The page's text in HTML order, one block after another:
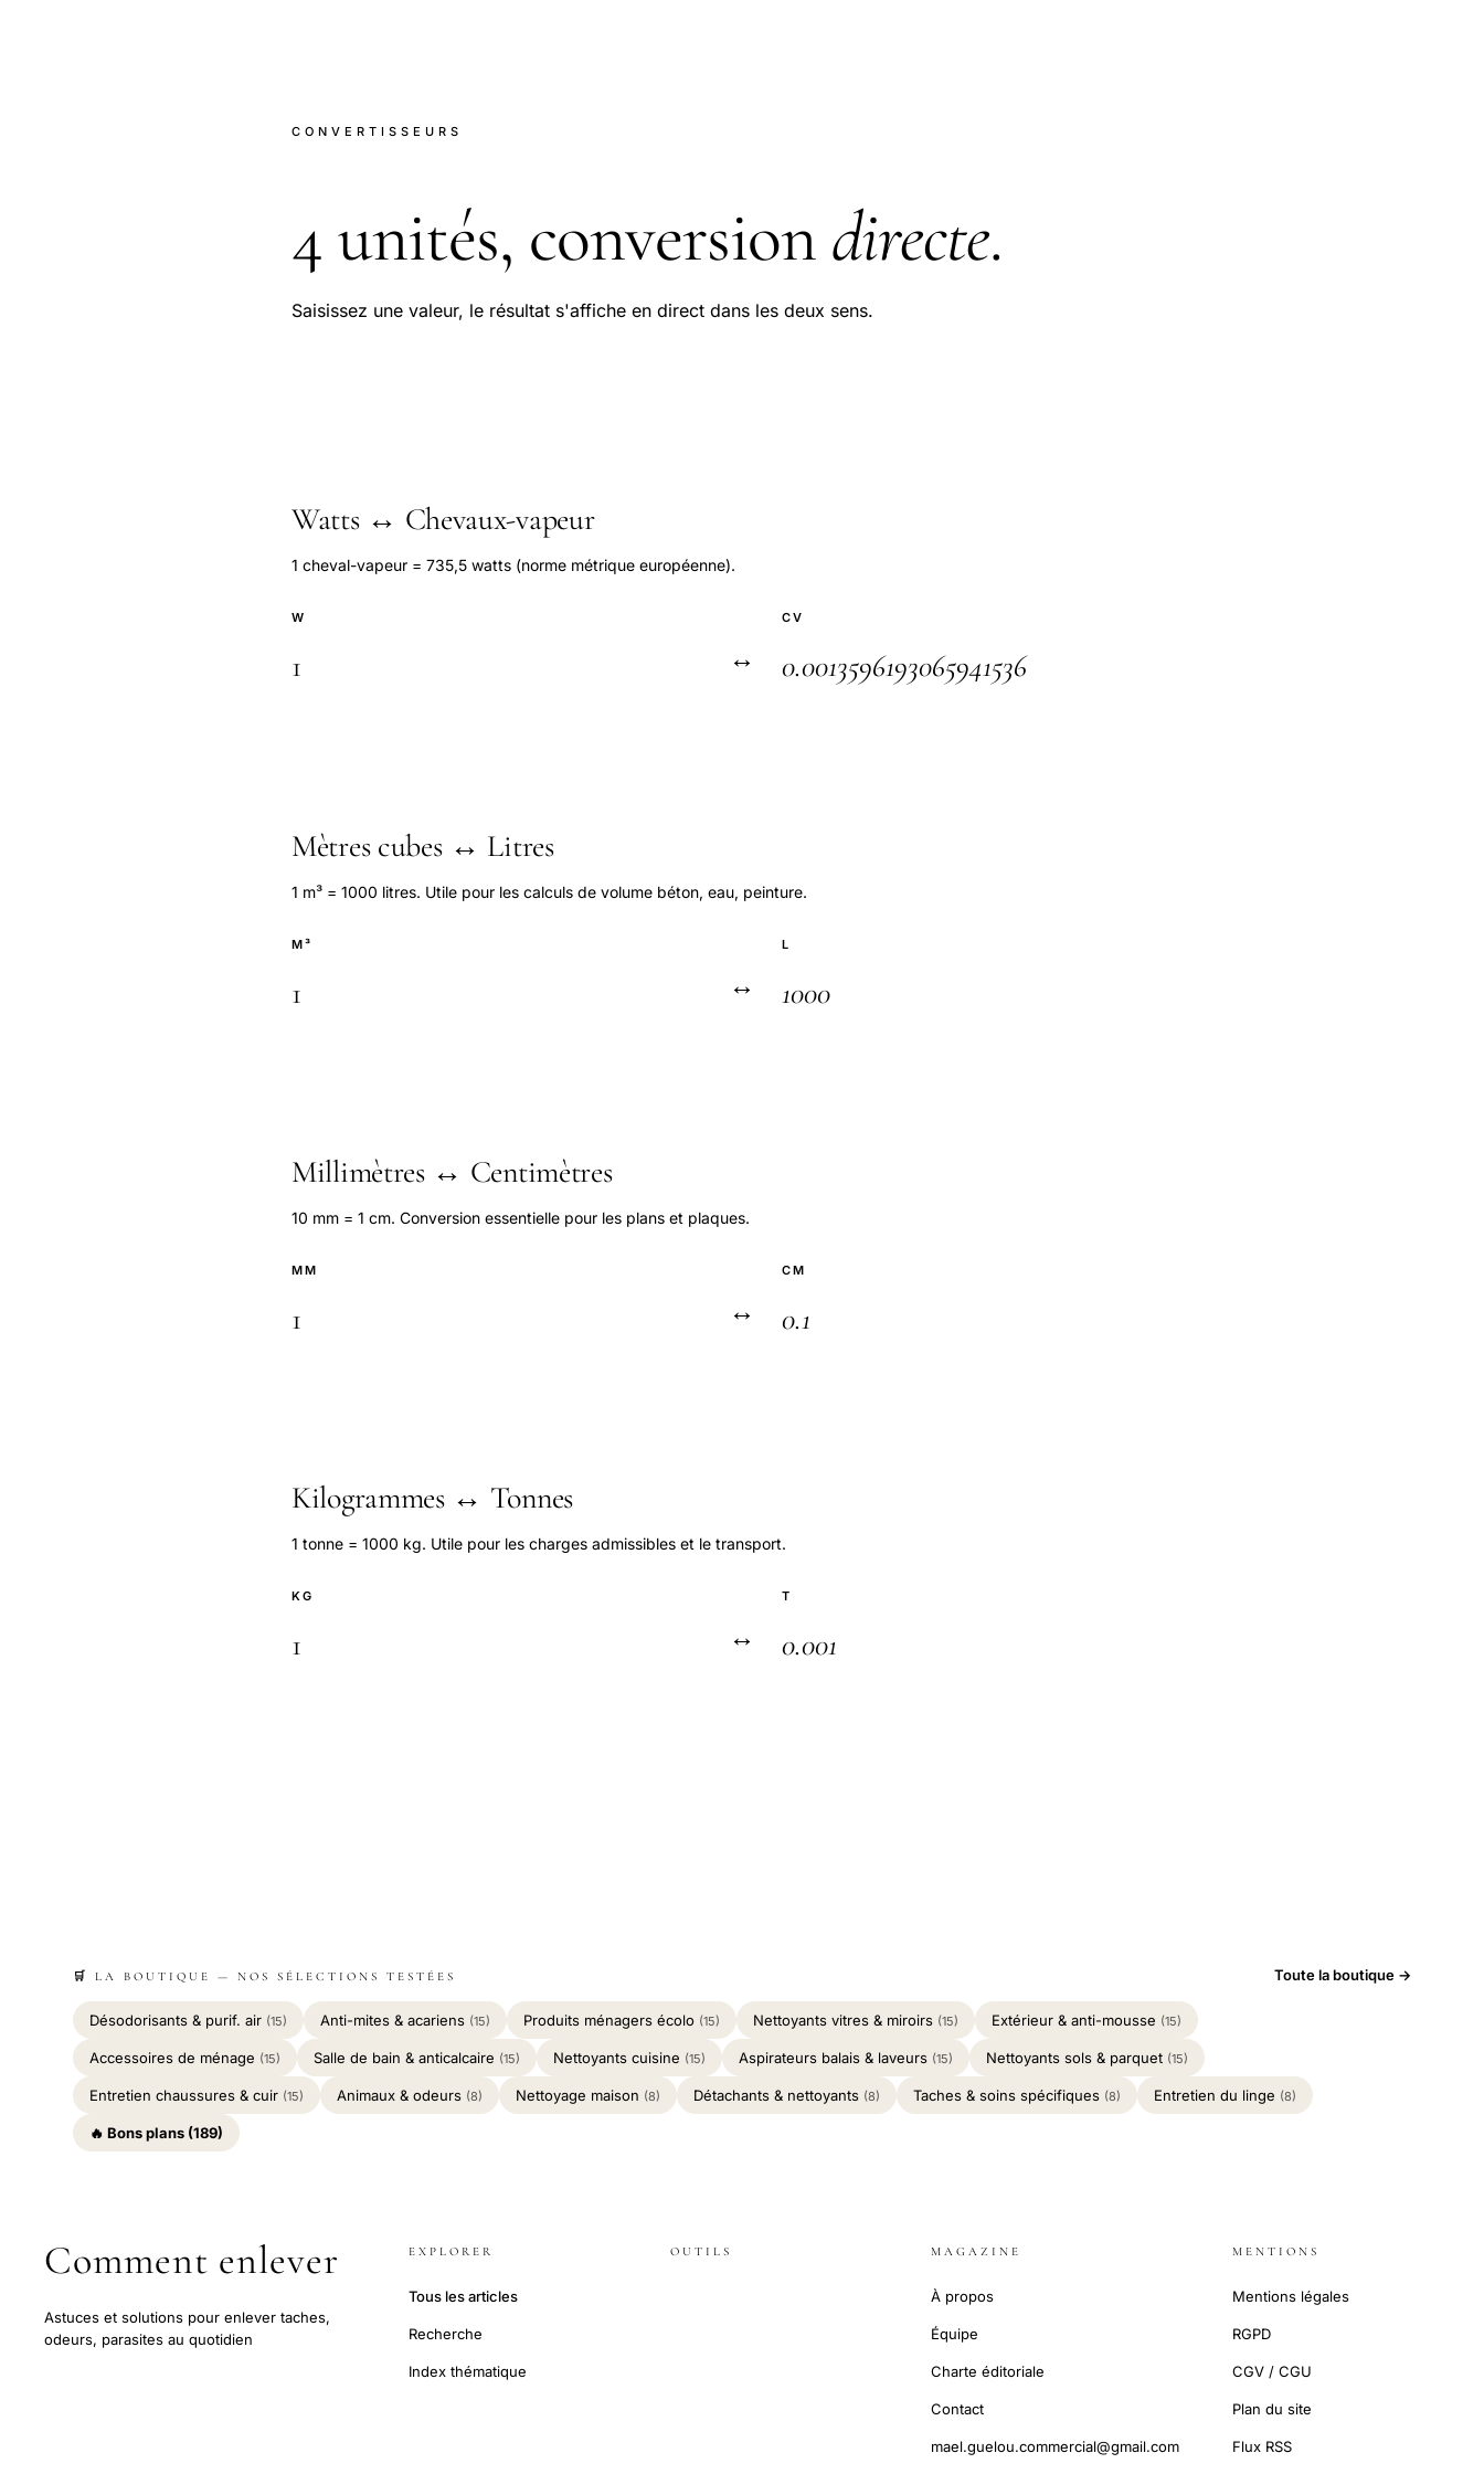
CONVERTISSEURS
4 unités, conversiondirecte.
Saisissez une valeur, le résultat s'affiche en direct dans les deux sens.
Watts ↔ Chevaux-vapeur
1 cheval-vapeur = 735,5 watts (norme métrique européenne).
W
↔
CV
Mètres cubes ↔ Litres
1 m³ = 1000 litres. Utile pour les calculs de volume béton, eau, peinture.
M³
↔
L
Millimètres ↔ Centimètres
10 mm = 1 cm. Conversion essentielle pour les plans et plaques.
MM
↔
CM
Kilogrammes ↔ Tonnes
1 tonne = 1000 kg. Utile pour les charges admissibles et le transport.
KG
↔
T
🛒 LA BOUTIQUE — NOS SÉLECTIONS TESTÉES Toute la boutique →
Désodorisants & purif. air (15) Anti-mites & acariens (15) Produits ménagers écolo (15) Nettoyants vitres & miroirs (15) Extérieur & anti-mousse (15)
Accessoires de ménage (15) Salle de bain & anticalcaire (15) Nettoyants cuisine (15) Aspirateurs balais & laveurs (15) Nettoyants sols & parquet (15)
Entretien chaussures & cuir (15) Animaux & odeurs (8) Nettoyage maison (8) Détachants & nettoyants (8) Taches & soins spécifiques (8) Entretien du linge (8)
🔥 Bons plans (189)
Comment enlever
Astuces et solutions pour enlever taches,
odeurs, parasites au quotidien
EXPLORER
Tous les articles
Recherche
Index thématique
OUTILS MAGAZINE
À propos
Équipe
Charte éditoriale
Contact
mael.guelou.commercial@gmail.com
MENTIONS
Mentions légales
RGPD
CGV / CGU
Plan du site
Flux RSS